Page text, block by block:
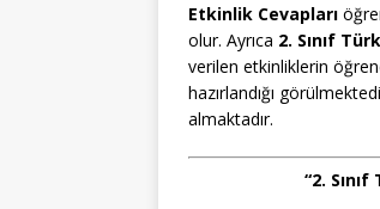
Etkinlik Cevapları
olur. Ayrıca 2. Sınıf
verilen etkinliklerin
hazırlandığı
almaktadır.
“2.